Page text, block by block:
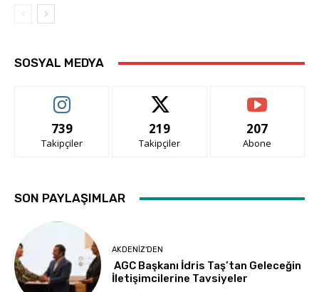
SOSYAL MEDYA
739
Takipçiler
219
Takipçiler
207
Abone
SON PAYLAŞIMLAR
AKDENIZ'DEN
AGC Başkanı İdris Taş’tan Geleceğin
İletişimcilerine Tavsiyeler